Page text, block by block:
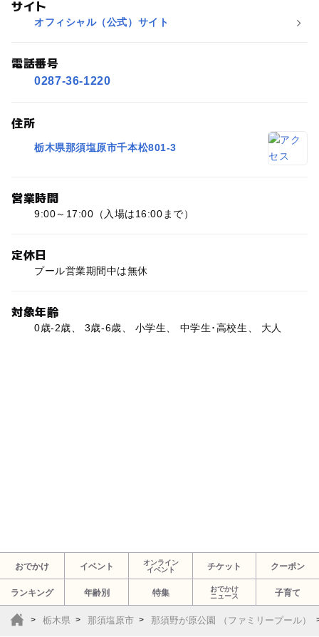
サイト
オフィシャル（公式）サイト
電話番号
0287-36-1220
住所
栃木県那須塩原市千本松801-3
営業時間
9:00～17:00（入場は16:00まで）
定休日
プール営業期間中は無休
対象年齢
0歳-2歳、 3歳-6歳、 小学生、 中学生･高校生、 大人
おでかけ イベント
オンライン
イベント
チケット クーポン
ランキング 年齢別 特集
おでかけ
ニュース
子育て
栃木県 那須塩原市 那須野が原公園 （ファミリープール）